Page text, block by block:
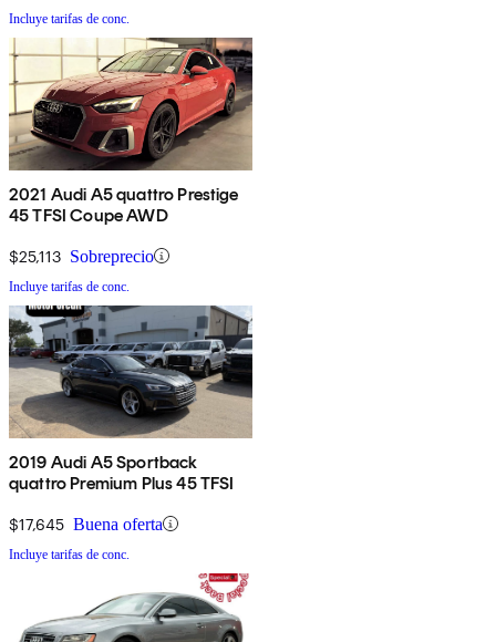
Incluye tarifas de conc.
2021 Audi A5 quattro Prestige
45 TFSI Coupe AWD
$25,113 Sobreprecio
Incluye tarifas de conc.
2019 Audi A5 Sportback
quattro Premium Plus 45 TFSI
$17,645 Buena oferta
Incluye tarifas de conc.